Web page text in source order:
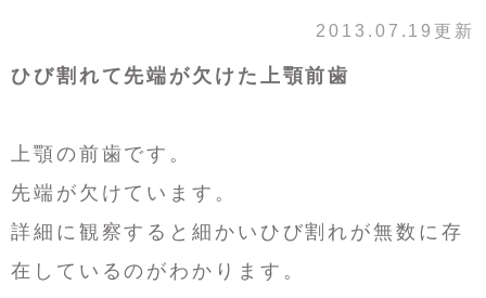
2013.07.19更新
ひび割れて先端が欠けた上顎前歯
上顎の前歯です。
先端が欠けています。
詳細に観察すると細かいひび割れが無数に存
在しているのがわかります。